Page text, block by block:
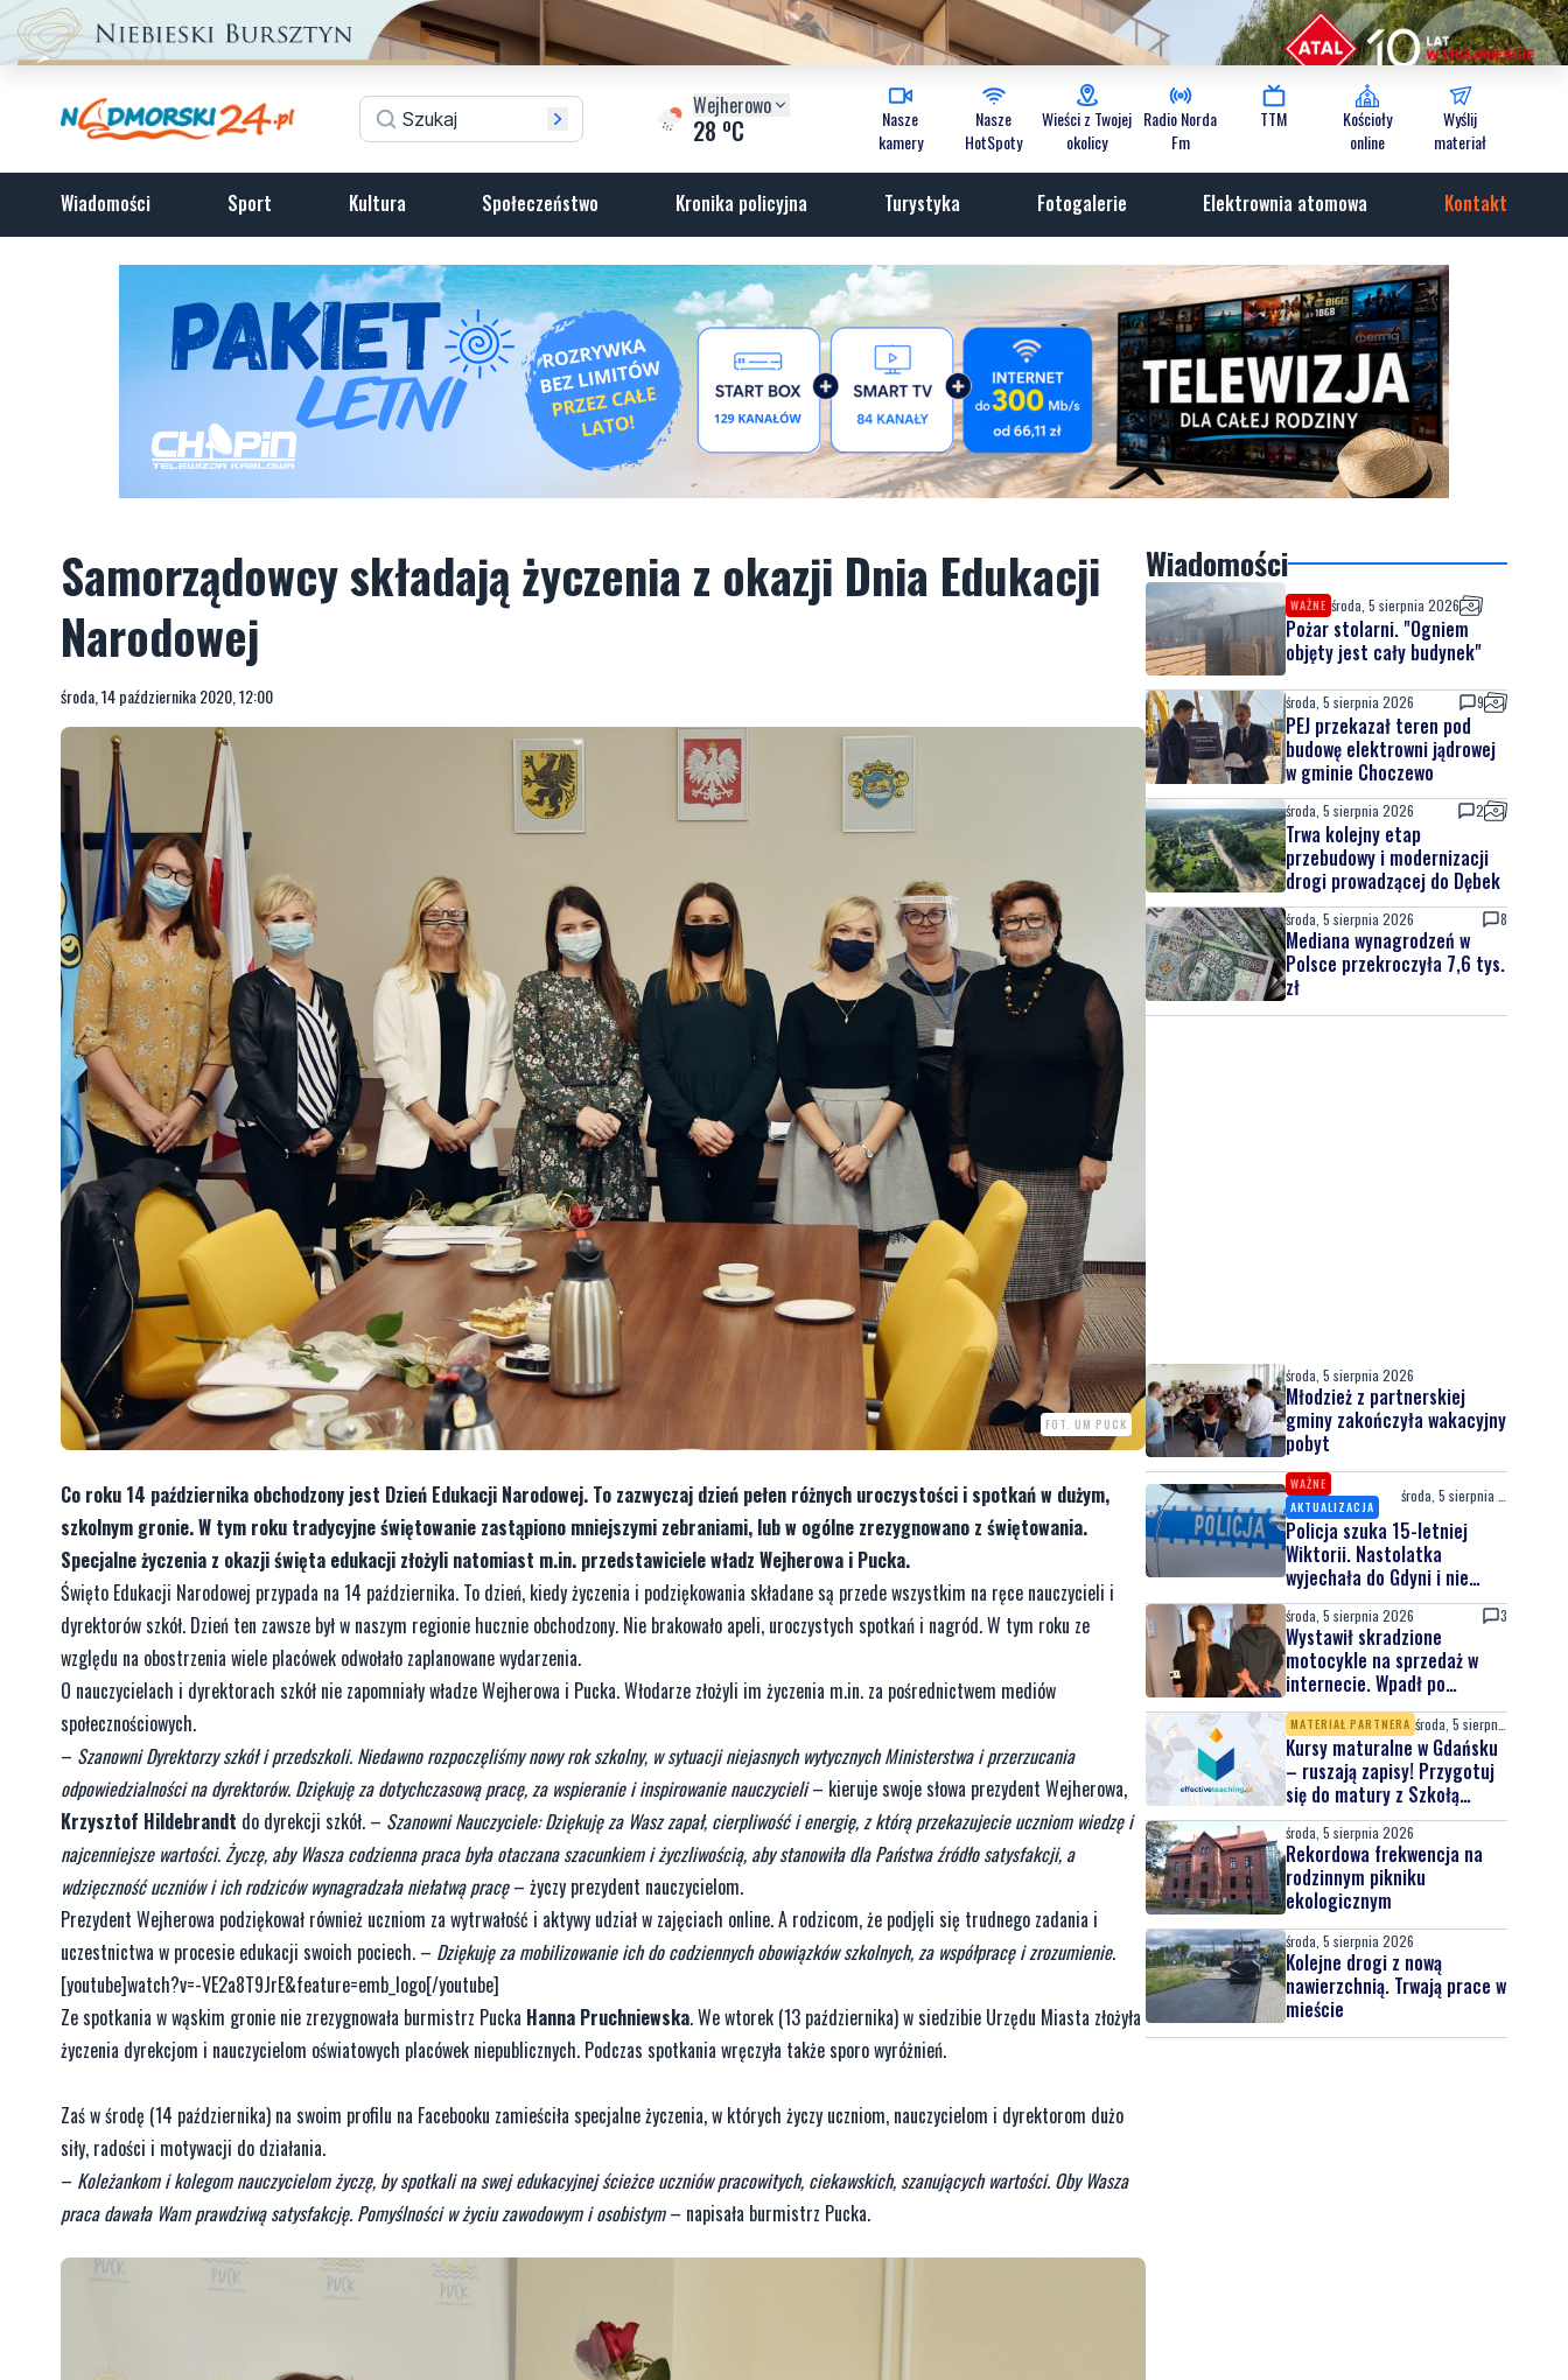
Wejherowo
28 oC
Nasze
kamery
Nasze
HotSpoty
Wieści z Twojej
okolicy
Radio Norda
Fm
TTM
Kościoły
online
Wyślij
materiał
Wiadomości Sport Kultura Społeczeństwo Kronika policyjna Turystyka Fotogalerie Elektrownia atomowa Kontakt
Samorządowcy składają życzenia z okazji Dnia Edukacji
Narodowej
środa, 14 października 2020, 12:00
FOT. UM PUCK
Co roku 14 października obchodzony jest Dzień Edukacji Narodowej. To zazwyczaj dzień pełen różnych uroczystości i spotkań w dużym,
szkolnym gronie. W tym roku tradycyjne świętowanie zastąpiono mniejszymi zebraniami, lub w ogólne zrezygnowano z świętowania.
Specjalne życzenia z okazji święta edukacji złożyli natomiast m.in. przedstawiciele władz Wejherowa i Pucka.
Święto Edukacji Narodowej przypada na 14 października. To dzień, kiedy życzenia i podziękowania składane są przede wszystkim na ręce nauczycieli i
dyrektorów szkół. Dzień ten zawsze był w naszym regionie hucznie obchodzony. Nie brakowało apeli, uroczystych spotkań i nagród. W tym roku ze
względu na obostrzenia wiele placówek odwołało zaplanowane wydarzenia.
O nauczycielach i dyrektorach szkół nie zapomniały władze Wejherowa i Pucka. Włodarze złożyli im życzenia m.in. za pośrednictwem mediów
społecznościowych.
– Szanowni Dyrektorzy szkół i przedszkoli. Niedawno rozpoczęliśmy nowy rok szkolny, w sytuacji niejasnych wytycznych Ministerstwa i przerzucania
odpowiedzialności na dyrektorów. Dziękuję za dotychczasową pracę, za wspieranie i inspirowanie nauczycieli– kieruje swoje słowa prezydent Wejherowa,
Krzysztof Hildebrandt do dyrekcji szkół. – Szanowni Nauczyciele: Dziękuję za Wasz zapał, cierpliwość i energię, z którą przekazujecie uczniom wiedzę i
najcenniejsze wartości. Życzę, aby Wasza codzienna praca była otaczana szacunkiem i życzliwością, aby stanowiła dla Państwa źródło satysfakcji, a
wdzięczność uczniów i ich rodziców wynagradzała niełatwą pracę– życzy prezydent nauczycielom.
Prezydent Wejherowa podziękował również uczniom za wytrwałość i aktywy udział w zajęciach online. A rodzicom, że podjęli się trudnego zadania i
uczestnictwa w procesie edukacji swoich pociech. – Dziękuję za mobilizowanie ich do codziennych obowiązków szkolnych, za współpracę i zrozumienie.
[youtube]watch?v=-VE2a8T9JrE&feature=emb_logo[/youtube]
Ze spotkania w wąskim gronie nie zrezygnowała burmistrz Pucka Hanna Pruchniewska. We wtorek (13 października) w siedzibie Urzędu Miasta złożyła
życzenia dyrekcjom i nauczycielom oświatowych placówek niepublicznych. Podczas spotkania wręczyła także sporo wyróżnień.
Zaś w środę (14 października) na swoim profilu na Facebooku zamieściła specjalne życzenia, w których życzy uczniom, nauczycielom i dyrektorom dużo
siły, radości i motywacji do działania.
– Koleżankom i kolegom nauczycielom życzę, by spotkali na swej edukacyjnej ścieżce uczniów pracowitych, ciekawskich, szanujących wartości. Oby Wasza
praca dawała Wam prawdziwą satysfakcję. Pomyślności w życiu zawodowym i osobistym– napisała burmistrz Pucka.
Wiadomości
WAŻNE środa, 5 sierpnia 2026
Pożar stolarni. "Ogniem
objęty jest cały budynek"
środa, 5 sierpnia 2026 9
PEJ przekazał teren pod
budowę elektrowni jądrowej
w gminie Choczewo
środa, 5 sierpnia 2026 2
Trwa kolejny etap
przebudowy i modernizacji
drogi prowadzącej do Dębek
środa, 5 sierpnia 2026 8
Mediana wynagrodzeń w
Polsce przekroczyła 7,6 tys.
zł
środa, 5 sierpnia 2026
Młodzież z partnerskiej
gminy zakończyła wakacyjny
pobyt
WAŻNE
AKTUALIZACJA
Policja szuka 15-letniej
Wiktorii. Nastolatka
wyjechała do Gdyni i nie
wróciła
środa, 5 sierpnia 2026 3
Wystawił skradzione
motocykle na sprzedaż w
internecie. Wpadł po
zgłoszeniu właściciela
MATERIAŁ PARTNERA
Kursy maturalne w Gdańsku
– ruszają zapisy! Przygotuj
się do matury z Szkołą
Effective Teaching!
środa, 5 sierpnia 2026
Rekordowa frekwencja na
rodzinnym pikniku
ekologicznym
środa, 5 sierpnia 2026
Kolejne drogi z nową
nawierzchnią. Trwają prace w
mieście